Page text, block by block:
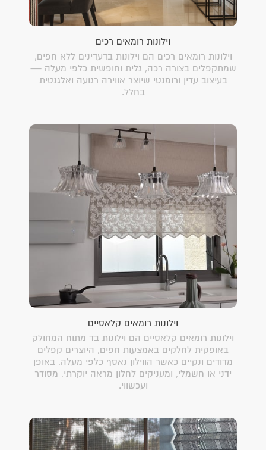
וילונות רומאים רכים
וילונות רומאים רכים הם וילונות בדעדינים ללא חפים,
שמתקפלים בצורה רכה, גלית וחופשית כלפי מעלה —
בעיצוב עדין ורומנטי שיוצר אווירה רגועה ואלגנטית
בחלל.
וילונות רומאים קלאסיים
וילונות רומאים קלאסיים הם וילונות בד מתוח המחולק
באופקית לחלקים באמצעות חפים, היוצרים קפלים
מדודים ונקיים כאשר הווילון נאסף כלפי מעלה, באופן
ידני או חשמלי, ומעניקים לחלון מראה יוקרתי, מסודר
ועכשווי.